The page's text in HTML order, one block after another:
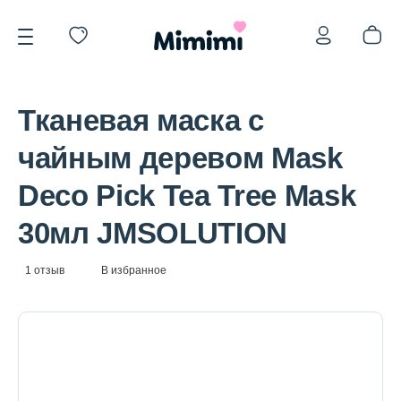
*OVERSTOCK -30%
Уход за лицом
Тканевая маска с
чайным деревом Mask
Deco Pick Tea Tree Mask
30мл JMSOLUTION
1 отзыв В избранное